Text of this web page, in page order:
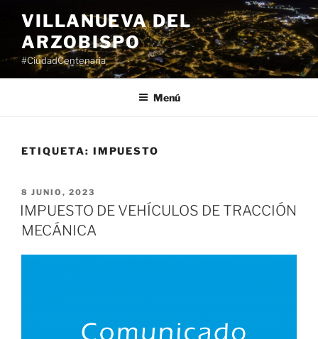
contenido
VILLANUEVA DEL
ARZOBISPO
#CiudadCentenaria
Menú
ETIQUETA: IMPUESTO
PUBLICADO
EL
8 JUNIO, 2023
IMPUESTO DE VEHÍCULOS DE TRACCIÓN
MECÁNICA